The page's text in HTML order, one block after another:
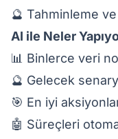
🔮 Tahminleme
AI ile Neler
📊 Binlerce veri
🔮 Gelecek
🎯 En iyi
🤖 Süreçleri